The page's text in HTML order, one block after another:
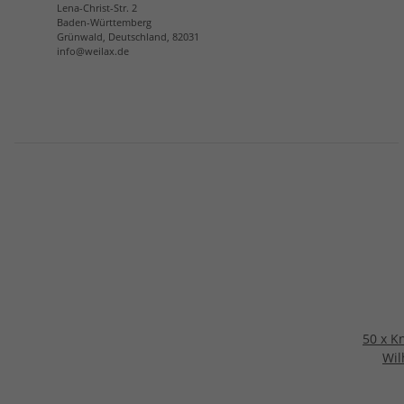
Lena-Christ-Str. 2
Baden-Württemberg
Grünwald, Deutschland, 82031
info@weilax.de
50 x